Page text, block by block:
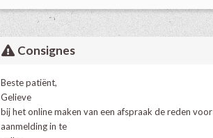
Consignes
Beste patiënt,
Gelieve
bij het online maken van een afspraak de reden voor
aanmelding in te